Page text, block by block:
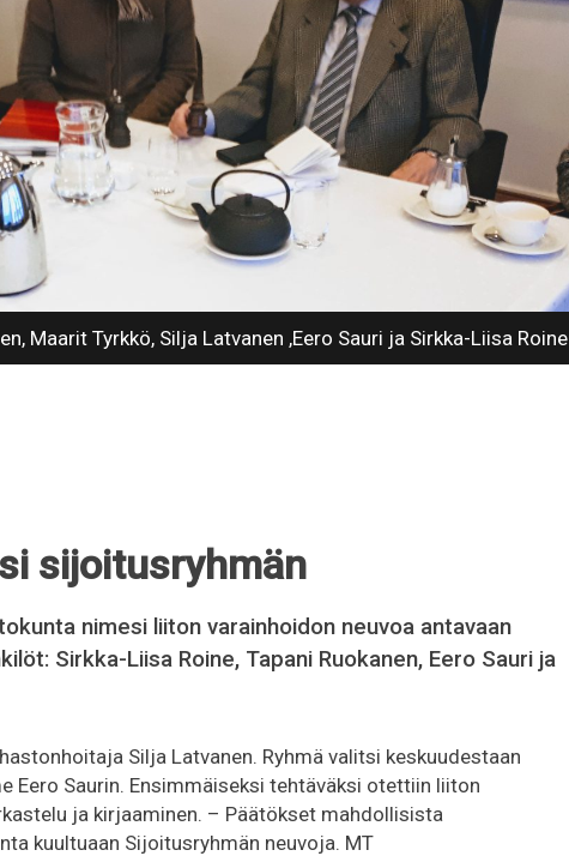
Maarit Tyrkkö, Silja Latvanen ,Eero Sauri ja Sirkka-Liisa Roine
sijoitusryhmän
nimesi liiton varainhoidon neuvoa antavaan
Sirkka-Liisa Roine, Tapani Ruokanen, Eero Sauri ja
Silja Latvanen. Ryhmä valitsi keskuudestaan
Eero Saurin. Ensimmäiseksi tehtäväksi otettiin liiton
ja kirjaaminen. – Päätökset mahdollisista
kuultuaan Sijoitusryhmän neuvoja. MT